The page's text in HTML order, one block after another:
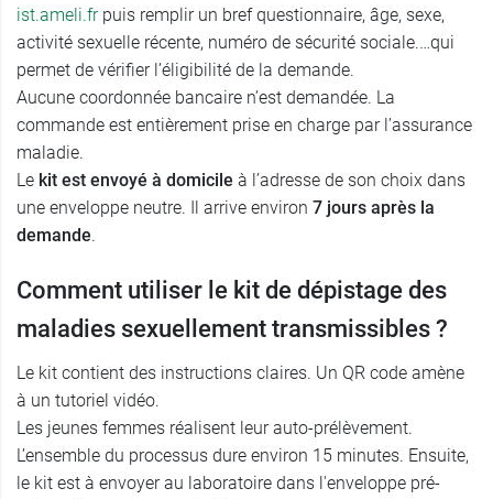
ist.ameli.frpuis remplir un bref questionnaire, âge, sexe,
activité sexuelle récente, numéro de sécurité sociale.…qui
permet de vérifier l’éligibilité de la demande.
Aucune coordonnée bancaire n’est demandée. La
commande est entièrement prise en charge par l’assurance
maladie.
Le kit est envoyé à domicile à l’adresse de son choix dans
une enveloppe neutre. Il arrive environ 7 jours après la
demande.
Comment utiliser le kit de dépistage des
maladies sexuellement transmissibles ?
Le kit contient des instructions claires. Un QR code amène
à un tutoriel vidéo.
Les jeunes femmes réalisent leur auto-prélèvement.
L’ensemble du processus dure environ 15 minutes. Ensuite,
le kit est à envoyer au laboratoire dans l'enveloppe pré-